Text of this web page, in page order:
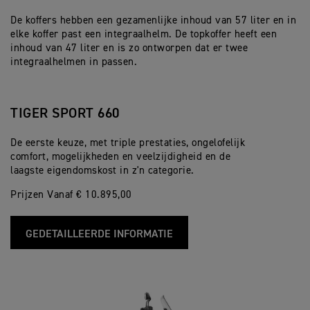
De koffers hebben een gezamenlijke inhoud van 57 liter en in
elke koffer past een integraalhelm. De topkoffer heeft een
inhoud van 47 liter en is zo ontworpen dat er twee
integraalhelmen in passen.
TIGER SPORT 660
De eerste keuze, met triple prestaties, ongelofelijk
comfort, mogelijkheden en veelzijdigheid en de
laagste eigendomskost in z'n categorie.
Prijzen Vanaf € 10.895,00
GEDETAILLEERDE INFORMATIE